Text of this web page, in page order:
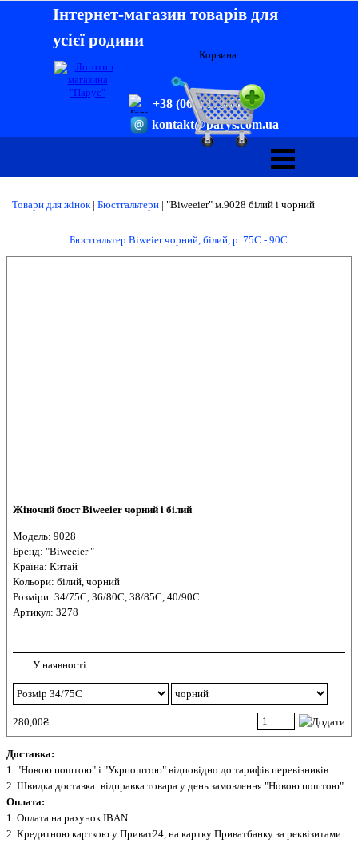
Інтернет-магазин товарів для
усієї родини
+38 (068) 173-61-33
kontakt@parys.com.ua
Корзина
Товари для жінок| Бюстгальтери | "Biweeier" м.9028 білий і чорний
Бюстгальтер Biweier чорний, білий, р. 75С - 90С
Жіночий бюст Biweeier чорний і білий
Модель: 9028
Бренд: "Biweeier "
Країна: Китай
Кольори: білий, чорний
Розміри: 34/75С, 36/80С, 38/85С, 40/90С
Артикул: 3278
У наявності
280,00₴
Доставка:
1. "Новою поштою" і "Укрпоштою" відповідно до тарифів перевізників.
2. Швидка доставка: відправка товара у день замовлення "Новою поштою".
Оплата:
1. Оплата на рахунок IBAN.
2. Кредитною карткою у Приват24, на картку Приватбанку за реквізитами.